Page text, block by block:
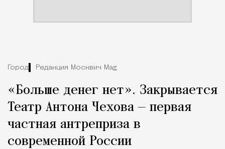
Город Редакция Москвич Mag
«Больше денег нет». Закрывается
Театр Антона Чехова — первая
частная антреприза в
современной России